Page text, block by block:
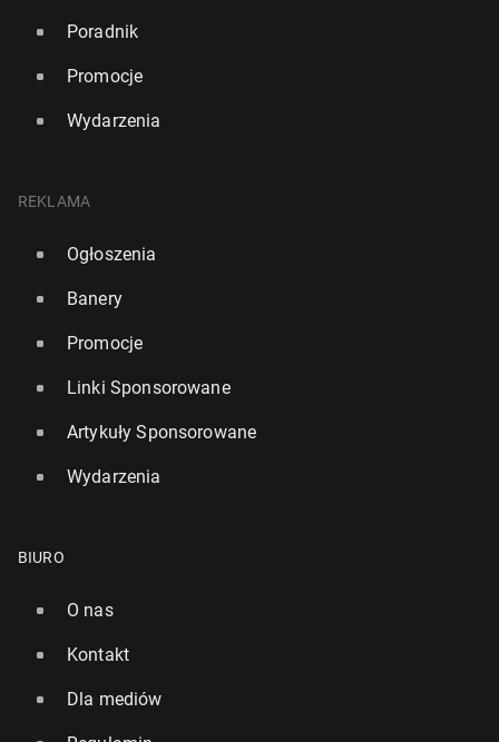
Poradnik
Promocje
Wydarzenia
REKLAMA
Ogłoszenia
Banery
Promocje
Linki Sponsorowane
Artykuły Sponsorowane
Wydarzenia
BIURO
O nas
Kontakt
Dla mediów